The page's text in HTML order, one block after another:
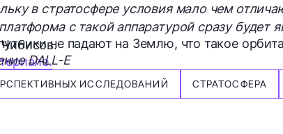
в стратосфере условия мало чем
с такой аппаратурой сразу будет
не падают на Землю, что такое
DALL-E
ИССЛЕДОВАНИЙ СТРАТОСФЕРА